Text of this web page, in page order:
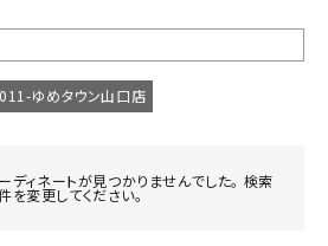
ゆめタウン山口店
ィネートが見つかりませんでした。 検索
を変更してください。